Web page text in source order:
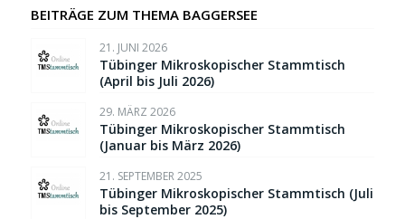
BEITRÄGE ZUM THEMA BAGGERSEE
21. JUNI 2026
Tübinger Mikroskopischer Stammtisch
(April bis Juli 2026)
29. MÄRZ 2026
Tübinger Mikroskopischer Stammtisch
(Januar bis März 2026)
21. SEPTEMBER 2025
Tübinger Mikroskopischer Stammtisch (Juli
bis September 2025)